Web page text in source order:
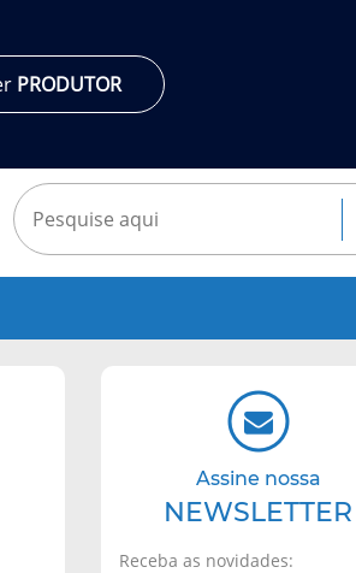
PRODUTOR
Pesquisar:
Navegação
complementar
Assine nossa
NEWSLETTER
Receba as novidades: